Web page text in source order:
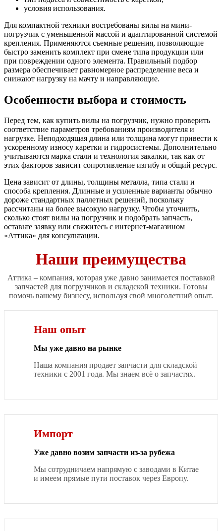
условия использования.
Для компактной техники востребованы вилы на мини-
погрузчик с уменьшенной массой и адаптированной системой
крепления. Применяются съемные решения, позволяющие
быстро заменить комплект при смене типа продукции или
при повреждении одного элемента. Правильный подбор
размера обеспечивает равномерное распределение веса и
снижают нагрузку на мачту и направляющие.
Особенности выбора и стоимость
Перед тем, как купить вилы на погрузчик, нужно проверить
соответствие параметров требованиям производителя и
нагрузке. Неподходящая длина или толщина могут привести к
ускоренному износу каретки и гидросистемы. Дополнительно
учитываются марка стали и технология закалки, так как от
этих факторов зависит сопротивление изгибу и общий ресурс.
Цена зависит от длины, толщины металла, типа стали и
способа крепления. Длинные и усиленные варианты обычно
дороже стандартных паллетных решений, поскольку
рассчитаны на более высокую нагрузку. Чтобы уточнить,
сколько стоят вилы на погрузчик и подобрать запчасть,
оставьте заявку или свяжитесь с интернет-магазином
«Аттика» для консультации.
Наши преимущества
Аттика – компания, которая уже давно занимается поставкой
запчастей для погрузчиков и складской техники. Готовы
помочь вашему бизнесу, используя свой многолетний опыт.
Наш опыт
Мы уже давно на рынке
Наша компания продает запчасти для складской
техники с 2001 года. Мы знаем всё о запчастях.
Импорт
Уже давно возим запчасти из-за рубежа
Мы сотрудничаем напрямую с заводами в Китае
и имеем прямые пути поставок через Европу.